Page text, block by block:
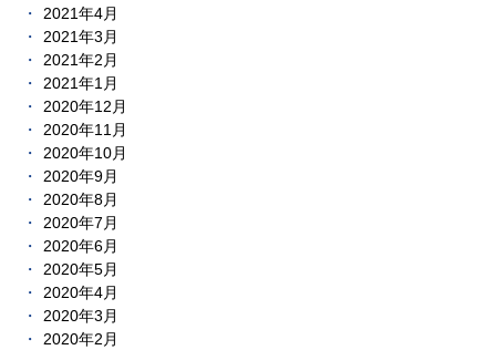
2021年4月
2021年3月
2021年2月
2021年1月
2020年12月
2020年11月
2020年10月
2020年9月
2020年8月
2020年7月
2020年6月
2020年5月
2020年4月
2020年3月
2020年2月